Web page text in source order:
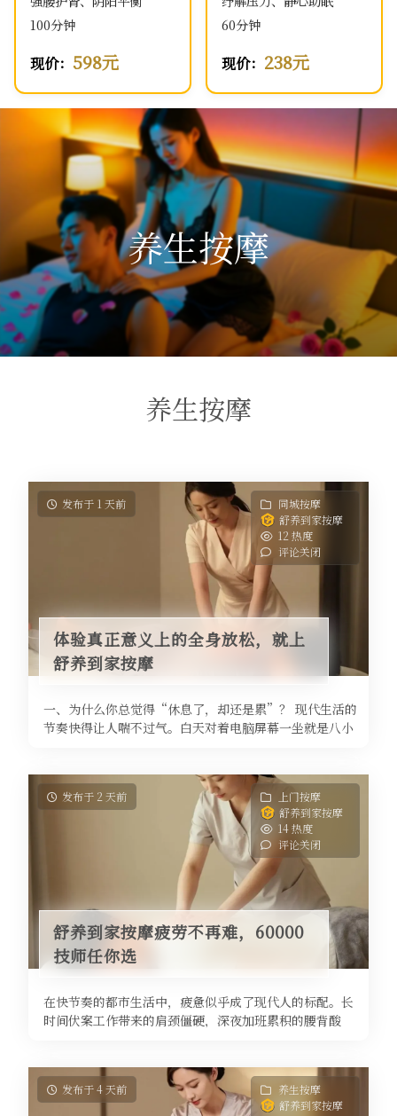
100分钟
现价： 598元
60分钟
现价： 238元
养生按摩
养生按摩
发布于 1 天前
同城按摩
舒养到家按摩
12 热度
评论关闭
体验真正意义上的全身放松，就上
舒养到家按摩
一、为什么你总觉得“休息了，却还是累”？ 现代生活的
节奏快得让人喘不过气。白天对着电脑屏幕一坐就是八小
发布于 2 天前
上门按摩
舒养到家按摩
14 热度
评论关闭
舒养到家按摩疲劳不再难，60000
技师任你选
在快节奏的都市生活中，疲惫似乎成了现代人的标配。长
时间伏案工作带来的肩颈僵硬，深夜加班累积的腰背酸
发布于 4 天前
养生按摩
舒养到家按摩